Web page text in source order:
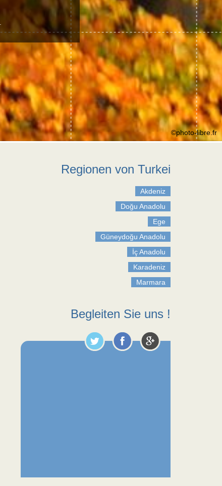
©photo-libre.fr
Regionen von Turkei
Akdeniz
Doğu Anadolu
Ege
Güneydoğu Anadolu
İç Anadolu
Karadeniz
Marmara
Begleiten Sie uns !